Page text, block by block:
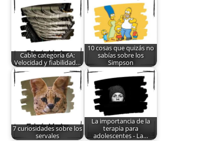
Cable categoría 6A:
Velocidad y fiabilidad…
10 cosas que quizás no
sabías sobre los
Simpson
7 curiosidades sobre los
servales
La importancia de la
terapia para
adolescentes - La…